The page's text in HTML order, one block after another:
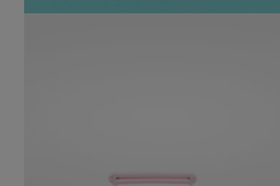
VIDEO
IST